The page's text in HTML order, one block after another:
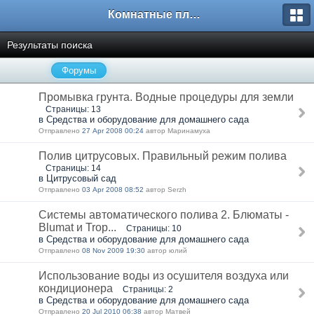
Комнатные плодовые экзоты
Результаты поиска
Форумы
Промывка грунта. Водные процедуры для земли
Страницы: 13
в Средства и оборудование для домашнего сада
Отправлено 27 Apr 2008 00:24 автор Маринамуха
Полив цитрусовых. Правильный режим полива
Страницы: 14
в Цитрусовый сад
Отправлено 03 Apr 2008 08:52 автор Serzh
Системы автоматического полива 2. Блюматы -
Blumat и Trop...
Страницы: 10
в Средства и оборудование для домашнего сада
Отправлено 08 Nov 2009 19:30 автор юлий
Использование воды из осушителя воздуха или
кондиционера
Страницы: 2
в Средства и оборудование для домашнего сада
Отправлено 20 Jul 2010 06:38 автор Матвей